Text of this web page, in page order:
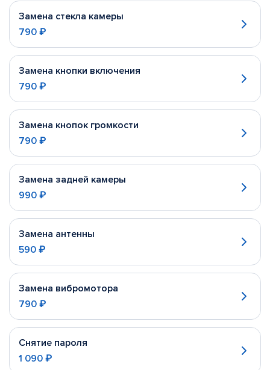
Замена стекла камеры
790 ₽
Замена кнопки включения
790 ₽
Замена кнопок громкости
790 ₽
Замена задней камеры
990 ₽
Замена антенны
590 ₽
Замена вибромотора
790 ₽
Снятие пароля
1 090 ₽